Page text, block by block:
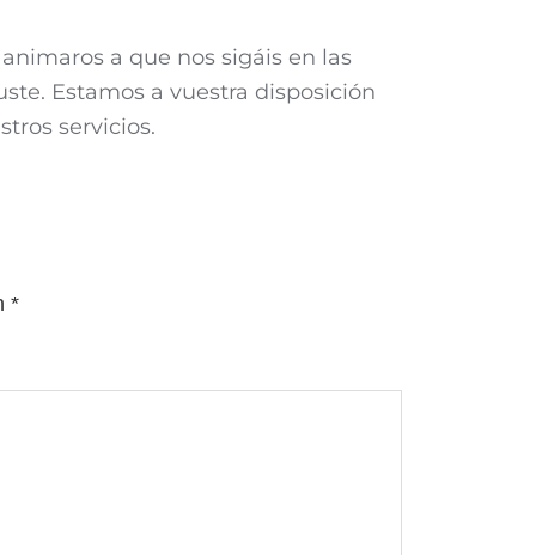
a que nos sigáis en las
Estamos a vuestra disposición
servicios.
*